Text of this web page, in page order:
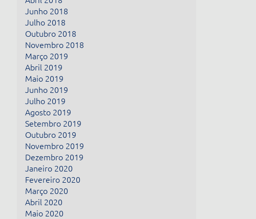
Junho 2018
Julho 2018
Outubro 2018
Novembro 2018
Março 2019
Abril 2019
Maio 2019
Junho 2019
Julho 2019
Agosto 2019
Setembro 2019
Outubro 2019
Novembro 2019
Dezembro 2019
Janeiro 2020
Fevereiro 2020
Março 2020
Abril 2020
Maio 2020